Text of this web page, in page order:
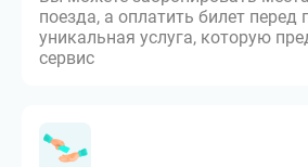
поезда, а оплатить билет перед
уникальная услуга, которую
сервис